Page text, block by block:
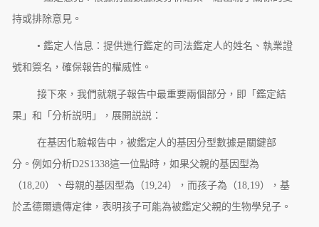
持或排除意見。
• 鑑定人信息：提供進行鑑定的司法鑑定人的姓名、執業證
號和簽名，確保報告的權威性。
接下來，我們就親子報告中最重要兩個部分，即「鑑定結
果」和「分析説明」，展開説説：
在基因化驗報告中，被鑑定人的基因分型數據是關鍵部
分。例如分析D2S1338這一位點時，如果父親的基因型為
（18,20）、母親的基因型為（19,24），而孩子為（18,19），基
於孟德爾遺傳定律，表明孩子可能為被鑑定父親的生物學兒子。